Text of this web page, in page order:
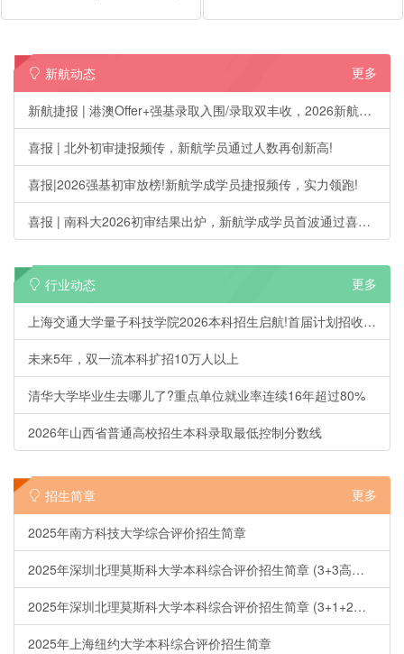
新航动态 更多
新航捷报 | 港澳Offer+强基录取入围/录取双丰收，2026新航学成第一波升学喜报刷屏!
喜报 | 北外初审捷报频传，新航学员通过人数再创新高!
喜报|2026强基初审放榜!新航学成学员捷报频传，实力领跑!
喜报 | 南科大2026初审结果出炉，新航学成学员首波通过喜讯来袭!
行业动态 更多
上海交通大学量子科技学院2026本科招生启航!首届计划招收20人
未来5年，双一流本科扩招10万人以上
清华大学毕业生去哪儿了?重点单位就业率连续16年超过80%
2026年山西省普通高校招生本科录取最低控制分数线
招生简章 更多
2025年南方科技大学综合评价招生简章
2025年深圳北理莫斯科大学本科综合评价招生简章 (3+3高考省份)
2025年深圳北理莫斯科大学本科综合评价招生简章 (3+1+2省份)
2025年上海纽约大学本科综合评价招生简章